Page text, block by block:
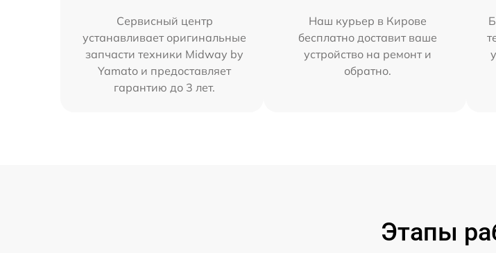
Сервисный центр
устанавливает оригинальные
запчасти техники Midway by
Yamato и предоставляет
гарантию до 3 лет.
Наш курьер в Кирове
бесплатно доставит ваше
устройство на ремонт и
обратно.
Этапы